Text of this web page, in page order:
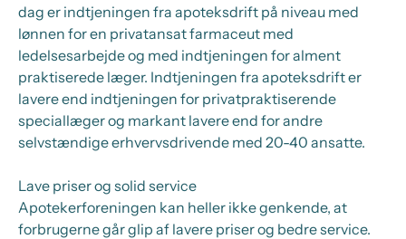
dag er indtjeningen fra apoteksdrift på niveau med
lønnen for en privatansat farmaceut med
ledelsesarbejde og med indtjeningen for alment
praktiserede læger. Indtjeningen fra apoteksdrift er
lavere end indtjeningen for privatpraktiserende
speciallæger og markant lavere end for andre
selvstændige erhvervsdrivende med 20-40 ansatte.
Lave priser og solid service
Apotekerforeningen kan heller ikke genkende, at
forbrugerne går glip af lavere priser og bedre service.